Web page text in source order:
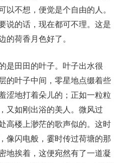
以不想，便觉是个自由的人。
说的话，现在都可不理。这是
的荷香月色好了。
是田田的叶子。叶子出水很
的叶子中间，零星地点缀着些
涩地打着朵儿的；正如一粒粒
又如刚出浴的美人。微风过
高楼上渺茫的歌声似的。这时
像闪电般，霎时传过荷塘的那
地挨着，这便宛然有了一道凝